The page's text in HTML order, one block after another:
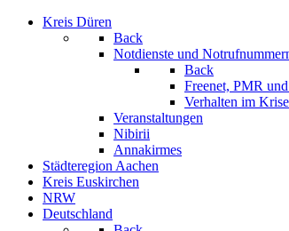
Kreis Düren
Back
Notdienste und
Back
Freenet, PMR
Verhalten im
Veranstaltungen
Nibirii
Annakirmes
Städteregion Aachen
Kreis Euskirchen
NRW
Deutschland